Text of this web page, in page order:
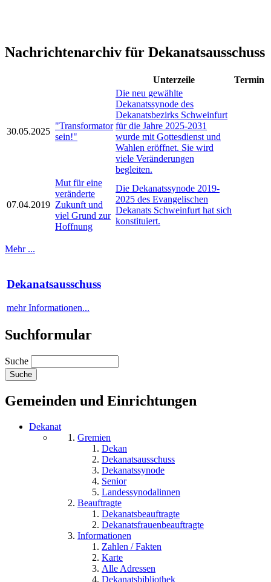
Nachrichtenarchiv für Dekanatsausschuss
Unterzeile Termin
30.05.2025
"Transformator
sein!"
Die neu gewählte
Dekanatssynode des
Dekanatsbezirks Schweinfurt
für die Jahre 2025-2031
wurde mit Gottesdienst und
Wahlen eröffnet. Sie wird
viele Veränderungen
begleiten.
07.04.2019
Mut für eine
veränderte
Zukunft und
viel Grund zur
Hoffnung
Die Dekanatssynode 2019-
2025 des Evangelischen
Dekanats Schweinfurt hat sich
konstituiert.
Mehr ...
Dekanatsausschuss
mehr Informationen...
Suchformular
Suche
Gemeinden und Einrichtungen
Dekanat
Gremien
Dekan
Dekanatsausschuss
Dekanatssynode
Senior
Landessynodalinnen
Beauftragte
Dekanatsbeauftragte
Dekanatsfrauenbeauftragte
Informationen
Zahlen / Fakten
Karte
Alle Adressen
Dekanatsbibliothek